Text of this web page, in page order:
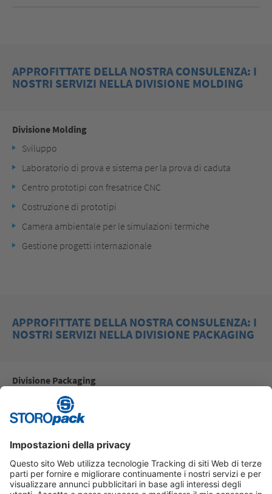
APPROFITTATE DELLA NOSTRA CONSULENZA: I
NOSTRI SERVIZI NELLA DIVISIONE MOLDING
Divisione Molding
Sviluppo
Laboratorio di prova e sistema per la prova di caduta
Centro prototipi con fresatrice CNC
Costruzione di prototipi
Camera ambientale per le simulazioni termiche
Gestione progetti internazionale
APPROFITTATE DELLA NOSTRA CONSULENZA: I
NOSTRI SERVIZI NELLA DIVISIONE PACKAGING
Divisione Packaging
Vendita di soluzioni totali
Ingegneria applicativa